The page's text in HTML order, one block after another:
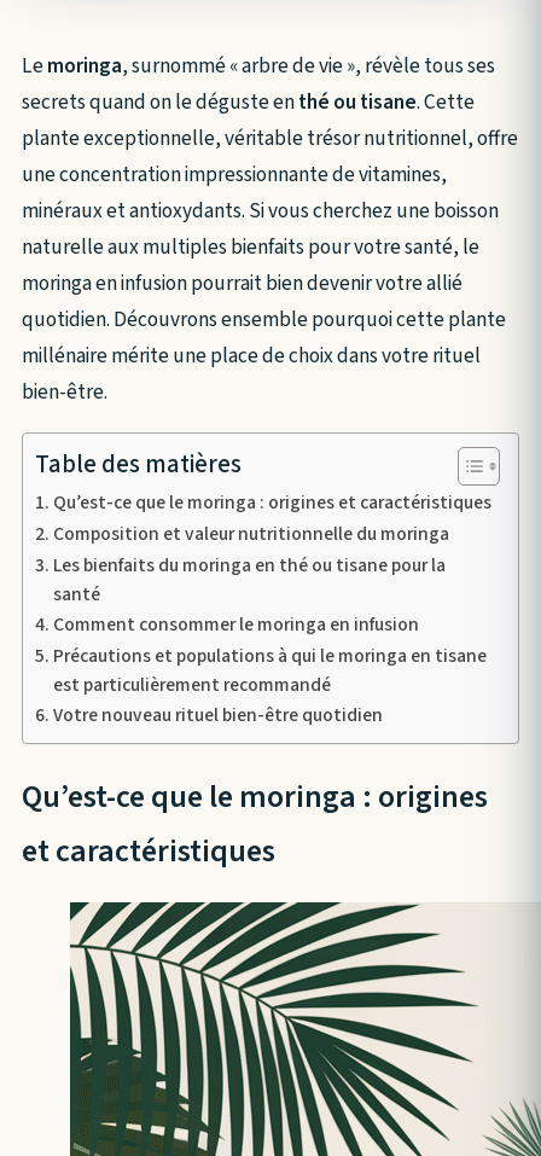
Lemoringa, surnommé « arbre de vie », révèle tous ses
secrets quand on le déguste enthé ou tisane. Cette
plante exceptionnelle, véritable trésor nutritionnel, offre
une concentration impressionnante de vitamines,
minéraux et antioxydants. Si vous cherchez une boisson
naturelle aux multiples bienfaits pour votre santé, le
moringa en infusion pourrait bien devenir votre allié
quotidien. Découvrons ensemble pourquoi cette plante
millénaire mérite une place de choix dans votre rituel
bien-être.
Table des matières
Qu’est-ce que le moringa : origines et caractéristiques
Composition et valeur nutritionnelle du moringa
Les bienfaits du moringa en thé ou tisane pour la
santé
Comment consommer le moringa en infusion
Précautions et populations à qui le moringa en tisane
est particulièrement recommandé
Votre nouveau rituel bien-être quotidien
Qu’est-ce que le moringa : origines
et caractéristiques